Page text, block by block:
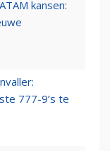
kansen:
777-9’s te